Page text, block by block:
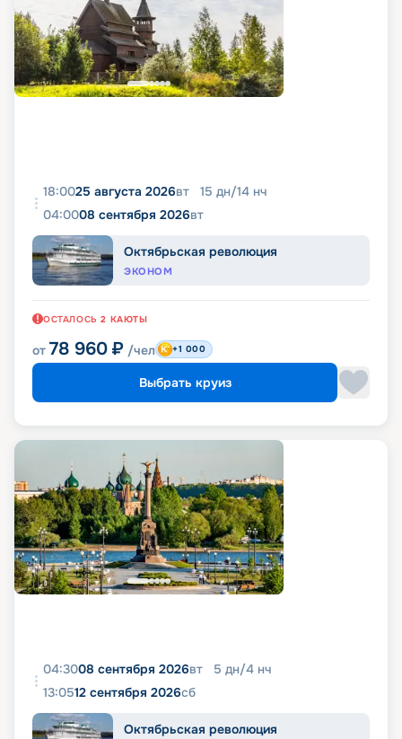
18:0025 августа 2026вт 15 дн/14 нч
04:0008 сентября 2026вт
Октябрьская революция
ЭКОНОМ
ОСТАЛОСЬ 2 КАЮТЫ
от 78 960 ₽ /чел +1 000
Выбрать круиз
04:3008 сентября 2026вт 5 дн/4 нч
13:0512 сентября 2026сб
Октябрьская революция